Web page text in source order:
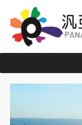
內